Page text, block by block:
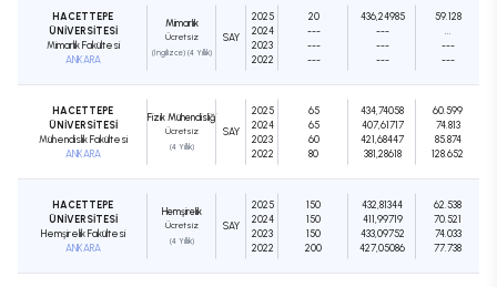
HACETTEPE
ÜNİVERSİTESİ
Mimarlık Fakültesi
ANKARA
Mimarlık
Ücretsiz
(İngilizce) (4 Yıllık)
SAY
2025
2024
2023
2022
20
---
---
---
436,24985
---
---
---
59.128
---
---
HACETTEPE
ÜNİVERSİTESİ
Mühendislik Fakültesi
ANKARA
Fizik Mühendisliği
Ücretsiz
(4 Yıllık)
SAY
2025
2024
2023
2022
65
65
60
80
434,74058
407,61717
421,68447
381,28618
60.599
74.813
85.874
128.652
HACETTEPE
ÜNİVERSİTESİ
Hemşirelik Fakültesi
ANKARA
Hemşirelik
Ücretsiz
(4 Yıllık)
SAY
2025
2024
2023
2022
150
150
150
200
432,81344
411,99719
433,09752
427,05086
62.538
70.521
74.033
77.738